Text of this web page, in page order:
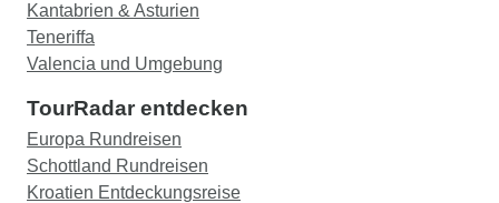
Kantabrien & Asturien
Teneriffa
Valencia und Umgebung
TourRadar entdecken
Europa Rundreisen
Schottland Rundreisen
Kroatien Entdeckungsreise